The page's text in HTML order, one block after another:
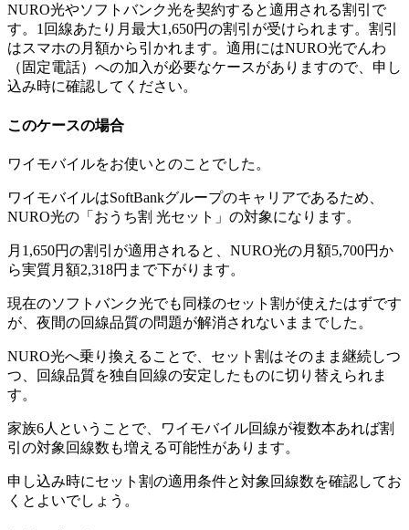
NURO光やソフトバンク光を契約すると適用される割引で
す。1回線あたり月最大1,650円の割引が受けられます。割引
はスマホの月額から引かれます。適用にはNURO光でんわ
（固定電話）への加入が必要なケースがありますので、申し
込み時に確認してください。
このケースの場合
ワイモバイルをお使いとのことでした。
ワイモバイルはSoftBankグループのキャリアであるため、
NURO光の「おうち割 光セット」の対象になります。
月1,650円の割引が適用されると、NURO光の月額5,700円か
ら実質月額2,318円まで下がります。
現在のソフトバンク光でも同様のセット割が使えたはずです
が、夜間の回線品質の問題が解消されないままでした。
NURO光へ乗り換えることで、セット割はそのまま継続しつ
つ、回線品質を独自回線の安定したものに切り替えられま
す。
家族6人ということで、ワイモバイル回線が複数本あれば割
引の対象回線数も増える可能性があります。
申し込み時にセット割の適用条件と対象回線数を確認してお
くとよいでしょう。